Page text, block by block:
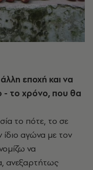
εποχή και να
- το χρόνο, που θα
το πότε, το σε
αγώνα με τον
να
ανεξαρτήτως